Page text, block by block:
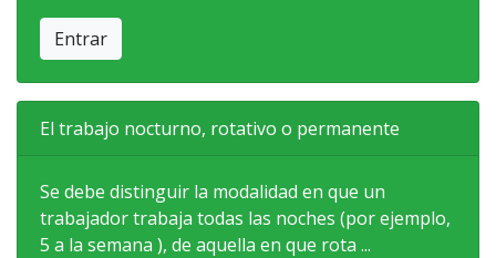
Entrar
El trabajo nocturno, rotativo o permanente
Se debe distinguir la modalidad en que un
trabajador trabaja todas las noches (por ejemplo,
5 a la semana ), de aquella en que rota ...